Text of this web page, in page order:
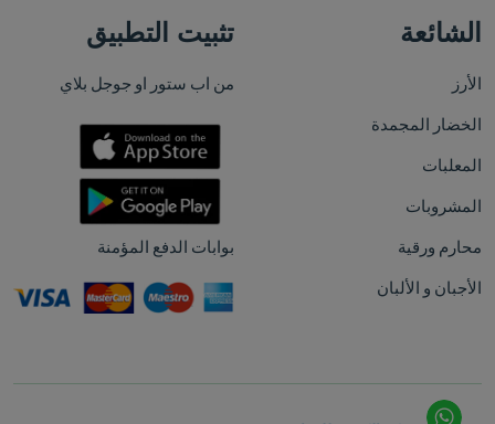
الشائعة
الأرز
الخضار المجمدة
المعلبات
المشروبات
محارم ورقية
الأجبان و الألبان
تثبيت التطبيق
من اب ستور او جوجل بلاي
بوابات الدفع المؤمنة